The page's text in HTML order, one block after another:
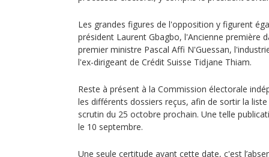
Les grandes figures de l'opposition y figurent
président Laurent Gbagbo, l'Ancienne première
premier ministre Pascal Affi N'Guessan,
l'ex-dirigeant de Crédit Suisse Tidjane Thiam.
Reste à présent à la Commission électorale
les différents dossiers reçus, afin de sortir la
scrutin du 25 octobre prochain. Une telle
le 10 septembre.
Une seule certitude avant cette date, c'est